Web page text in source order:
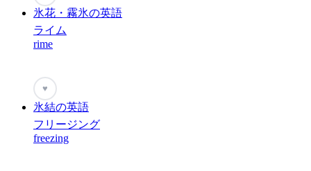
氷花・霧氷の英語
ライム
rime
♥
氷結の英語
フリージング
freezing